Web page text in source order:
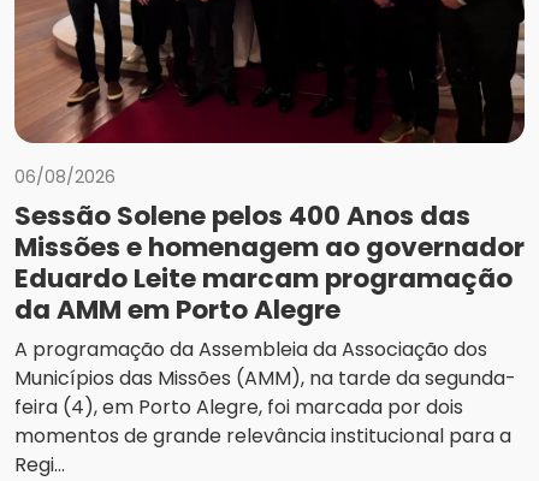
06/08/2026
Sessão Solene pelos 400 Anos das
Missões e homenagem ao governador
Eduardo Leite marcam programação
da AMM em Porto Alegre
A programação da Assembleia da Associação dos
Municípios das Missões (AMM), na tarde da segunda-
feira (4), em Porto Alegre, foi marcada por dois
momentos de grande relevância institucional para a
Regi...